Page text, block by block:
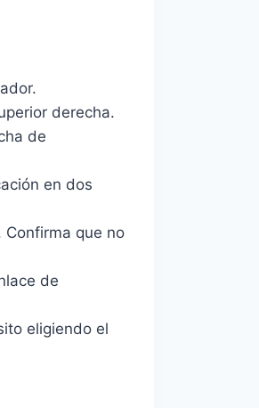
derecha.
de
en dos
que no
de
eligiendo el